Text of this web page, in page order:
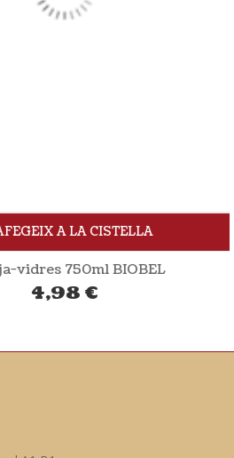
A LA CISTELLA
750ml BIOBEL
4,98€